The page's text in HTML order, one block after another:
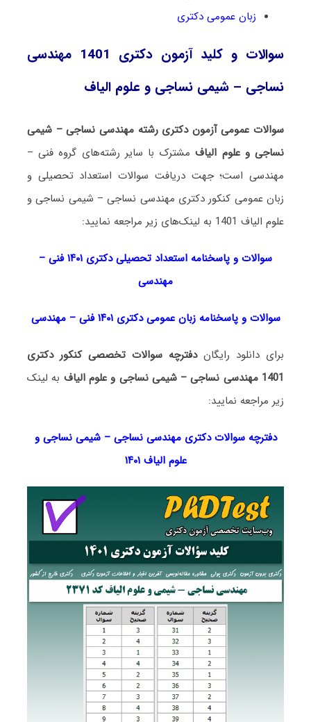
زبان عمومی دکتری
سوالات و کلید آزمون دکتری 1401 مهندسی
نساجی – شیمی نساجی و علوم الیاف
سوالات عمومی آزمون دکتری رشته مهندسی نساجی – شیمی
نساجی و علوم الیافمشترک با سایر رشته‌های گروه فنی –
مهندسی است؛ جهت دریافت سوالات استعداد تحصیلی و
زبان عمومی کنکور دکتری مهندسی نساجی – شیمی نساجی و
علوم الیاف 1401 به لینک‌های زیر مراجعه نمایید:
سوالات و پاسخنامه استعداد تحصیلی دکتری
۱۴۰۱ فنی –
مهندسی
سوالات و پاسخنامه زبان عمومی دکتری ۱۴۰۱ فنی – مهندسی
برای دانلود رایگاندفترچه سوالات تخصصی کنکور دکتری
1401 مهندسی نساجی – شیمی نساجی و علوم الیاف
به لینک
زیر مراجعه نمایید:
دفترچه سوالات دکتری مهندسی نساجی – شیمی نساجی و
علوم الیاف ۱۴۰۱